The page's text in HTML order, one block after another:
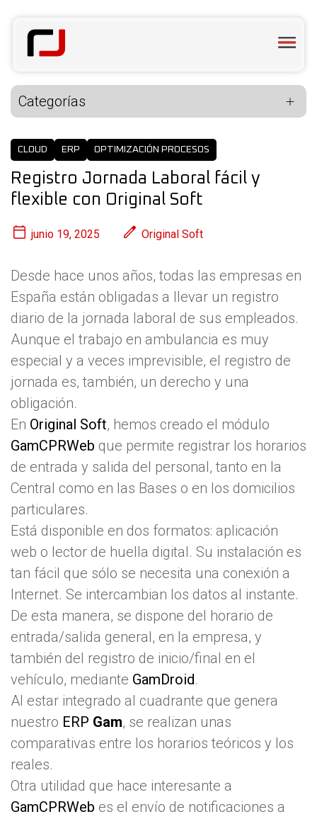
Categorías
CLOUD ERP OPTIMIZACIÓN PROCESOS
Registro Jornada Laboral fácil y
flexible con Original Soft
junio 19, 2025 Original Soft
Desde hace unos años, todas las empresas en
España están obligadas a llevar un registro
diario de la jornada laboral de sus empleados.
Aunque el trabajo en ambulancia es muy
especial y a veces imprevisible, el registro de
jornada es, también, un derecho y una
obligación.
En Original Soft, hemos creado el módulo
GamCPRWeb que permite registrar los horarios
de entrada y salida del personal, tanto en la
Central como en las Bases o en los domicilios
particulares.
Está disponible en dos formatos: aplicación
web o lector de huella digital. Su instalación es
tan fácil que sólo se necesita una conexión a
Internet. Se intercambian los datos al instante.
De esta manera, se dispone del horario de
entrada/salida general, en la empresa, y
también del registro de inicio/final en el
vehículo, mediante GamDroid.
Al estar integrado al cuadrante que genera
nuestro ERP Gam, se realizan unas
comparativas entre los horarios teóricos y los
reales.
Otra utilidad que hace interesante a
GamCPRWeb es el envío de notificaciones a